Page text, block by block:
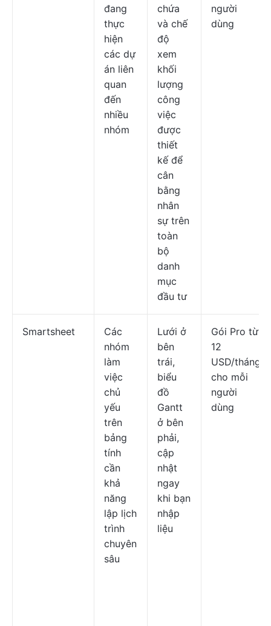
đang
thực
hiện
các dự
án liên
quan
đến
nhiều
nhóm
chứa
và chế
độ
xem
khối
lượng
công
việc
được
thiết
kế để
cân
bằng
nhân
sự trên
toàn
bộ
danh
mục
đầu tư
người
dùng
Smartsheet
Các
nhóm
làm
việc
chủ
yếu
trên
bảng
tính
cần
khả
năng
lập lịch
trình
chuyên
sâu
Lưới ở
bên
trái,
biểu
đồ
Gantt
ở bên
phải,
cập
nhật
ngay
khi bạn
nhập
liệu
Gói Pro từ
12
USD/tháng
cho mỗi
người
dùng